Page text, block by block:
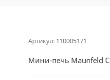
Артикул: 110005171
Мини-печь Maunfeld